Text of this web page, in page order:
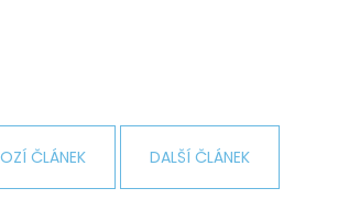
ČLÁNEK DALŠÍ ČLÁNEK